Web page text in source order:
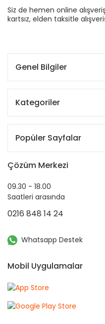
Siz de hemen online
kartsız, elden taksitle
Genel Bilgiler
Kategoriler
Popüler Sayfalar
Çözüm Merkezi
09.30 - 18.00
Saatleri arasında
0216 848 14 24
Whatsapp Destek
Mobil Uygulamalar